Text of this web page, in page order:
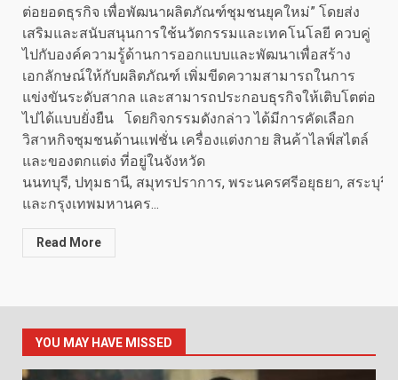
ต่อยอดธุรกิจ เพื่อพัฒนาผลิตภัณฑ์ชุมชนยุคใหม่” โดยส่ง
เสริมและสนับสนุนการใช้นวัตกรรมและเทคโนโลยี ควบคู่
ไปกับองค์ความรู้ด้านการออกแบบและพัฒนาเพื่อสร้าง
เอกลักษณ์ให้กับผลิตภัณฑ์ เพิ่มขีดความสามารถในการ
แข่งขันระดับสากล และสามารถประกอบธุรกิจให้เติบโตต่อ
ไปได้แบบยั่งยืน โดยกิจกรรมดังกล่าว ได้มีการคัดเลือก
วิสาหกิจชุมชนด้านแฟชั่น เครื่องแต่งกาย สินค้าไลฟ์สไตล์
และของตกแต่ง ที่อยู่ในจังหวัด
นนทบุรี, ปทุมธานี, สมุทรปราการ, พระนครศรีอยุธยา, สระบุรี
และกรุงเทพมหานคร...
Read More
YOU MAY HAVE MISSED